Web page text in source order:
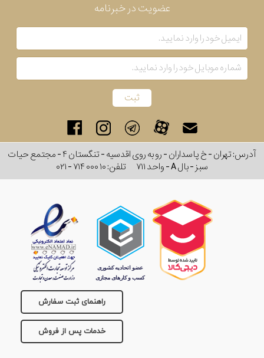
رفته
در
ساعت
بکاررفته
عضویت در خبرنامه
آدرس: تهران - خ پاسداران - رو به روی اقدسیه - تنگستان ۴ - مجتمع حیات
سبز - بال A - واحد ۷۱۱
تلفن:۰۲۱ - ۷۱۴ ۰۰۰ ۱۰
راهنمای ثبت سفارش
خدمات پس از فروش